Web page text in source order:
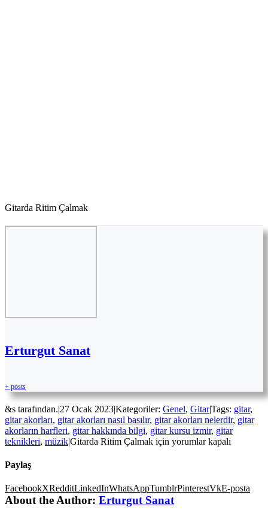
Gitarda Ritim Çalmak
Erturgut Sanat
+ posts
&s tarafından.|27 Ocak 2023|Kategoriler: Genel, Gitar|Tags: gitar,
gitar akorları, gitar akorları nasıl basılır, gitar akorları nelerdir, gitar
akorların harfleri, gitar hakkında bilgi, gitar kursu izmir, gitar
teknikleri, müzik|Gitarda Ritim Çalmak için yorumlar kapalı
Paylaş
FacebookXRedditLinkedInWhatsAppTumblrPinterestVkE-posta
About the Author: Erturgut Sanat